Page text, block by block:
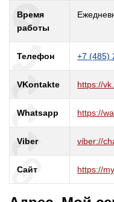
Время
работы
Телефон +7 (485)
VKontakte https://
Whatsapp https://
Viber viber://
Сайт https://